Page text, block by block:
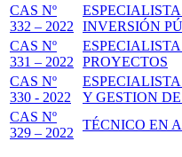
CAS Nº
332 – 2022
INVERSIÓN
CAS Nº
331 – 2022
PROYECTOS
CAS Nº
330 - 2022
Y GESTION
CAS Nº
329 – 2022
TÉCNICO EN